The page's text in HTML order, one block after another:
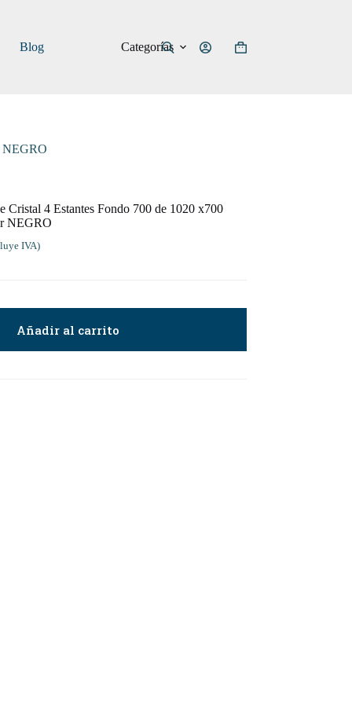
Blog Categorías
Carro
NEGRO
Cristal 4 Estantes Fondo 700 de 1020 x700
NEGRO
IVA)
Añadir al carrito